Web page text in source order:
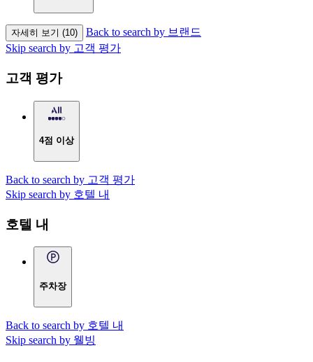
자세히 보기 (10)
Back to search by 브랜드
Skip search by 고객 평가
고객 평가
4점 이상
Back to search by 고객 평가
Skip search by 호텔 내
호텔 내
주차장
Back to search by 호텔 내
Skip search by 웰빙